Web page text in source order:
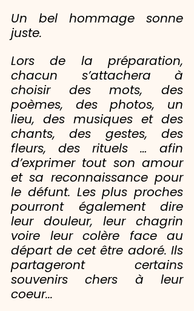
Un bel hommage sonne
juste.
Lors de la préparation,
chacun s’attachera à
choisir des mots, des
poèmes, des photos, un
lieu, des musiques et des
chants, des gestes, des
fleurs, des rituels … afin
d’exprimer tout son amour
et sa reconnaissance pour
le défunt. Les plus proches
pourront également dire
leur douleur, leur chagrin
voire leur colère face au
départ de cet être adoré. Ils
partageront certains
souvenirs chers à leur
coeur...